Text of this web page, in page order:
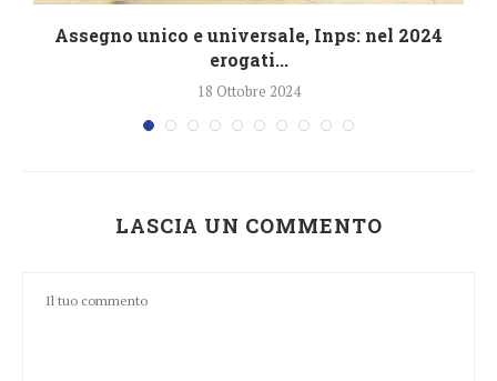
Assegno unico e universale, Inps: nel 2024
erogati...
18 Ottobre 2024
LASCIA UN COMMENTO